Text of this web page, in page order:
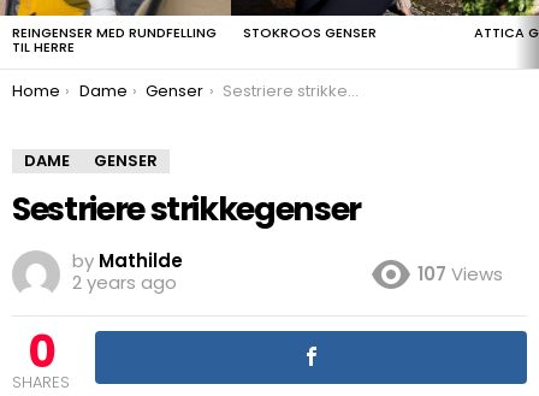
REINGENSER MED RUNDFELLING
TIL HERRE
STOKROOS GENSER ATTICA
You are here:
Home Dame Genser Sestriere strikkegenser
DAME GENSER
Sestriere strikkegenser
by Mathilde
2 years ago
107 Views
0
SHARES